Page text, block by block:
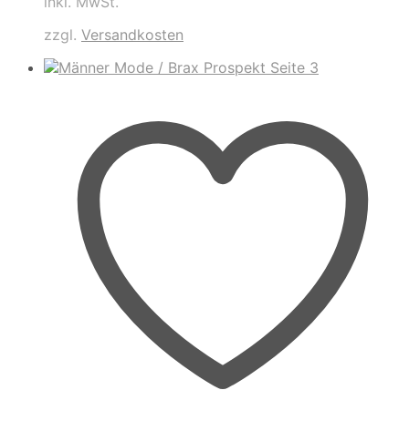
zzgl. Versandkosten